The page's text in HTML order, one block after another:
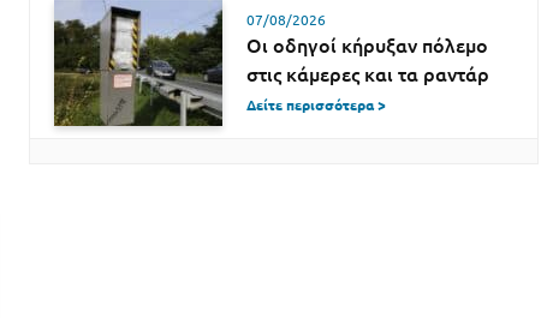
07/08/2026
Οι οδηγοί κήρυξαν πόλεμο
στις κάμερες και τα ραντάρ
Δείτε περισσότερα >